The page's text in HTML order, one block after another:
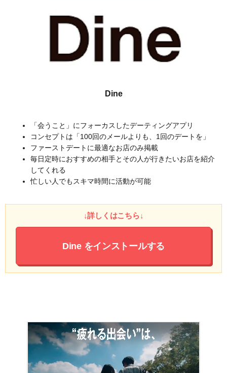
Dine
「会うこと」にフォーカスしたデーティングアプリ
コンセプトは「100回のメールよりも、1回のデートを」
ファーストデートに最適なお店のみ掲載
毎日定時におすすめの相手とその人が行きたいお店を紹介
してくれる
忙しい人でもスキマ時間に活動が可能
↓詳しくはこちら↓
Dineをインストールする